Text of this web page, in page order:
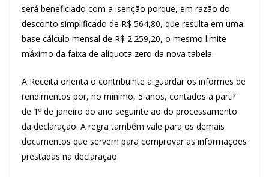
será beneficiado com a isenção porque, em razão do
desconto simplificado de R$ 564,80, que resulta em uma
base cálculo mensal de R$ 2.259,20, o mesmo limite
máximo da faixa de alíquota zero da nova tabela.
A Receita orienta o contribuinte a guardar os informes de
rendimentos por, no mínimo, 5 anos, contados a partir
de 1º de janeiro do ano seguinte ao do processamento
da declaração. A regra também vale para os demais
documentos que servem para comprovar as informações
prestadas na declaração.